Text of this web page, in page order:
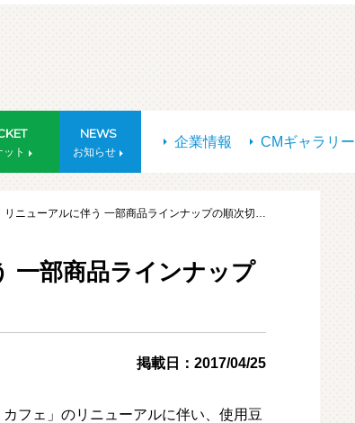
ット
NEWS
お知らせ
企業情報 CMギャラリー
リニューアルに伴う 一部商品ラインナップの順次切…
一部商品ラインナップ
掲載日：2017/04/25
フェ」のリニューアルに伴い、使用豆